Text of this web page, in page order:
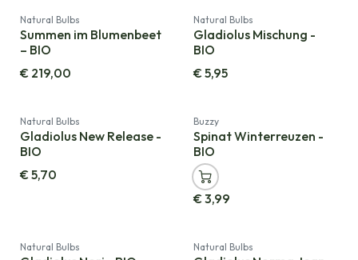
Natural Bulbs
Summen im Blumenbeet
– BIO
€ 219,00
Natural Bulbs
Gladiolus Mischung -
BIO
€5,95
Natural Bulbs
Gladiolus New Release -
BIO
€5,70
Buzzy
Spinat Winterreuzen -
BIO
€3,99
Natural Bulbs Natural Bulbs